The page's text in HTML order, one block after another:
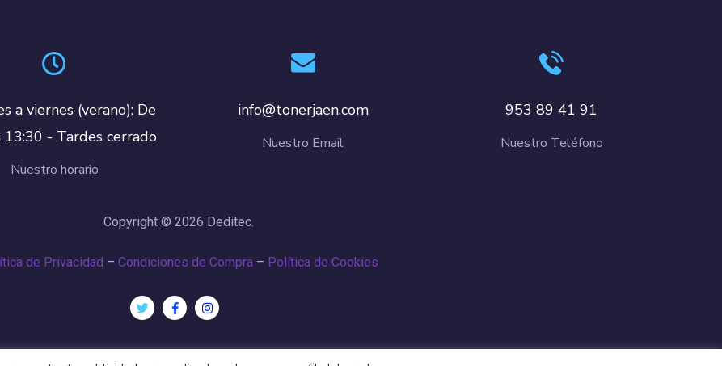
a viernes (verano): De
13:30 - Tardes cerrado
Nuestro horario
info@tonerjaen.com
Nuestro Email
953 89 41 91
Nuestro Teléfono
Copyright © 2026 Deditec.
de Privacidad – Condiciones de Compra– Política de Cookies